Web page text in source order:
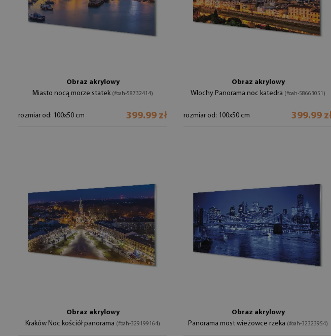
Obraz akrylowy
Miasto nocą morze statek (#oah-58732414)
rozmiar od: 100x50 cm 399.99 zł
Obraz akrylowy
Włochy Panorama noc katedra (#oah-58663051)
rozmiar od: 100x50 cm 399.99
Obraz akrylowy
Kraków Noc kościół panorama (#oah-329199164)
Obraz akrylowy
Panorama most wieżowce rzeka (#oah-32323954)